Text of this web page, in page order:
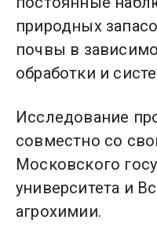
природных
почвы в
обработки и
Исследование
совместно со
Московского
университета и
агрохимии.